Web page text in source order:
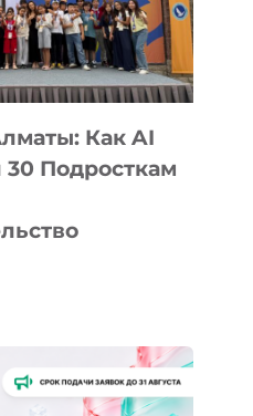
Как AI
Подросткам